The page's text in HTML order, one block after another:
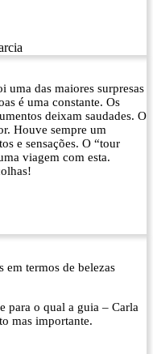
uma das maiores surpresas
é uma constante. Os
deixam saudades. O
Houve sempre um
e sensações. O “tour
viagem com esta.
em termos de belezas
para o qual a guia – Carla
mas importante.